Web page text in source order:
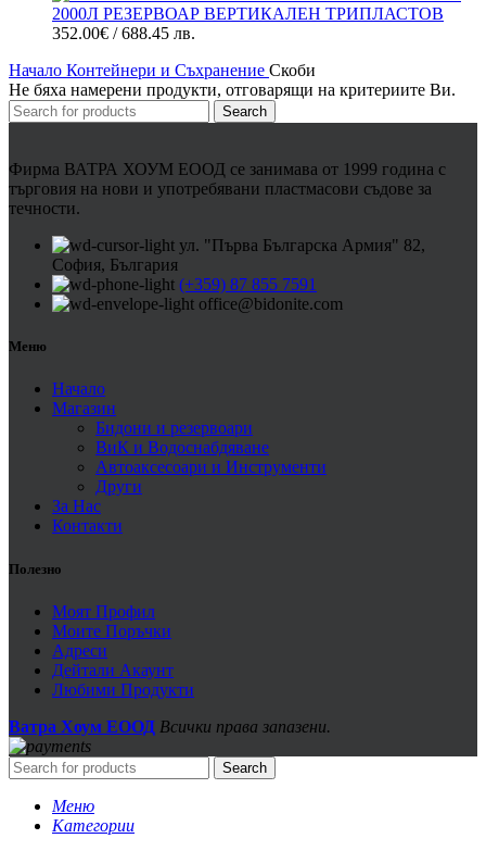
2000Л РЕЗЕРВОАР ВЕРТИКАЛЕН ТРИПЛАСТОВ
352.00€ / 688.45 лв.
Начало Контейнери и Съхранение Скоби
Не бяха намерени продукти, отговарящи на критериите Ви.
Search
Фирма ВАТРА ХОУМ ЕООД се занимава от 1999 година с
търговия на нови и употребявани пластмасови съдове за
течности.
ул. "Първа Българска Армия" 82,
София, България
(+359) 87 855 7591
office@bidonite.com
Меню
Начало
Магазин
Бидони и резервоари
ВиК и Водоснабдяване
Автоаксесоари и Инструменти
Други
За Нас
Контакти
Полезно
Моят Профил
Моите Поръчки
Адреси
Дейтали Акаунт
Любими Продукти
Ватра Хоум ЕООД Всички права запазени.
Search
Меню
Категории